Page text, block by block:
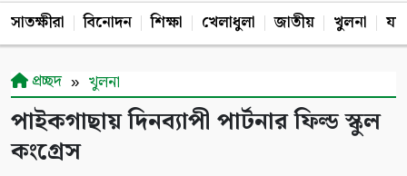
সাতক্ষীরা বিনোদন শিক্ষা খেলাধুলা জাতীয় খুলনা
প্রচ্ছদ খুলনা
পাইকগাছায় দিনব্যাপী পার্টনার ফিল্ড স্কুল
কংগ্রেস